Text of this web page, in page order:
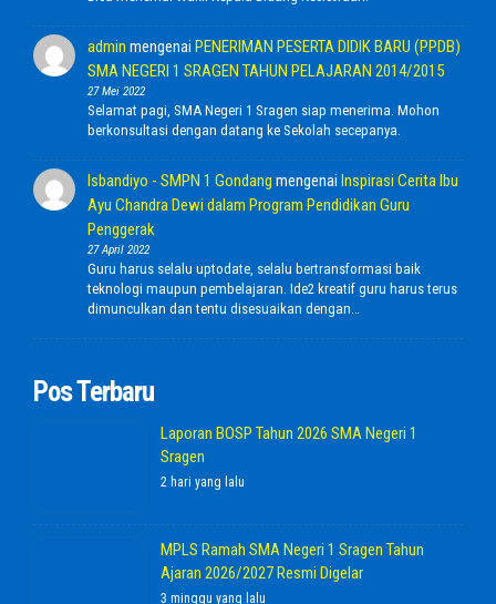
admin mengenai PENERIMAN PESERTA DIDIK BARU (PPDB)
SMA NEGERI 1 SRAGEN TAHUN PELAJARAN 2014/2015
27 Mei 2022
Selamat pagi, SMA Negeri 1 Sragen siap menerima. Mohon
berkonsultasi dengan datang ke Sekolah secepanya.
Isbandiyo - SMPN 1 Gondang mengenai Inspirasi Cerita Ibu
Ayu Chandra Dewi dalam Program Pendidikan Guru
Penggerak
27 April 2022
Guru harus selalu uptodate, selalu bertransformasi baik
teknologi maupun pembelajaran. Ide2 kreatif guru harus terus
dimunculkan dan tentu disesuaikan dengan…
Pos Terbaru
Laporan BOSP Tahun 2026 SMA Negeri 1
Sragen
2 hari yang lalu
MPLS Ramah SMA Negeri 1 Sragen Tahun
Ajaran 2026/2027 Resmi Digelar
3 minggu yang lalu